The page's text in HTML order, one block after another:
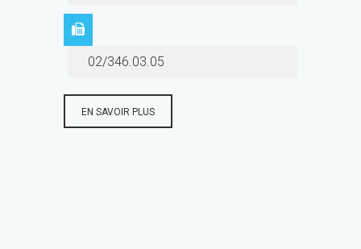
02/346.03.05
EN SAVOIR PLUS